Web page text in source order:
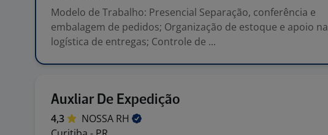
Modelo de Trabalho: Presencial Separação, conferência e
embalagem de pedidos; Organização de estoque e apoio na
logística de entregas; Controle de ...
Auxliar De Expedição
4,3 NOSSA RH